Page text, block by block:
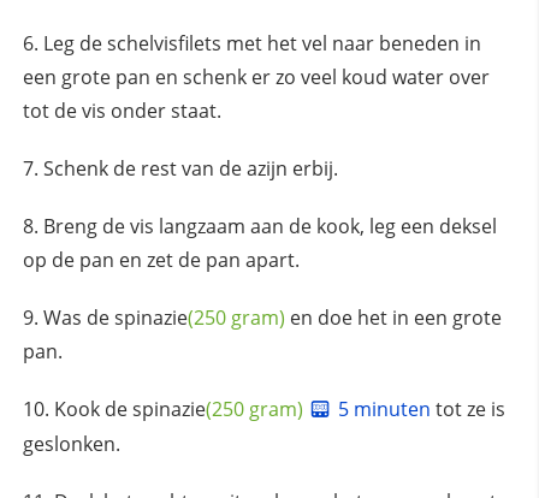
Leg de schelvisfilets met het vel naar beneden in
een grote pan en schenk er zo veel koud water over
tot de vis onder staat.
Schenk de rest van de azijn erbij.
Breng de vis langzaam aan de kook, leg een deksel
op de pan en zet de pan apart.
Was despinazie(250 gram) en doe het in een grote
pan.
Kook despinazie(250 gram) 5 minuten tot ze is
geslonken.